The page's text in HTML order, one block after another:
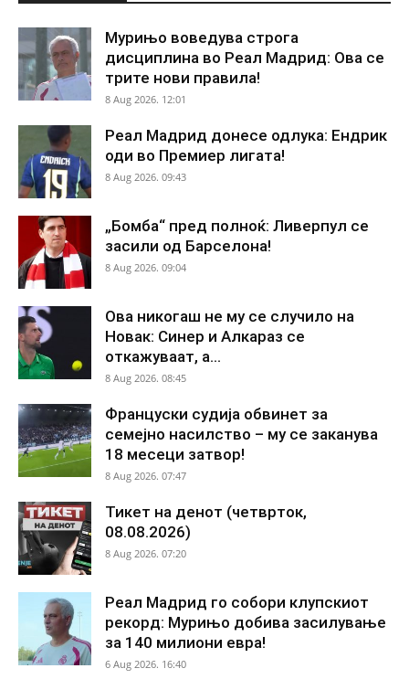
Мурињо воведува строга
дисциплина во Реал Мадрид: Ова се
трите нови правила!
8 Aug 2026. 12:01
Реал Мадрид донесе одлука: Ендрик
оди во Премиер лигата!
8 Aug 2026. 09:43
„Бомба“ пред полноќ: Ливерпул се
засили од Барселона!
8 Aug 2026. 09:04
Ова никогаш не му се случило на
Новак: Синер и Алкараз се
откажуваат, а...
8 Aug 2026. 08:45
Француски судија обвинет за
семејно насилство – му се заканува
18 месеци затвор!
8 Aug 2026. 07:47
Тикет на денот (четврток,
08.08.2026)
8 Aug 2026. 07:20
Реал Мадрид го собори клупскиот
рекорд: Мурињо добива засилување
за 140 милиони евра!
6 Aug 2026. 16:40